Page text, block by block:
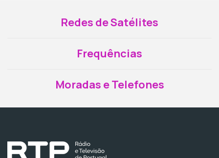
Redes de Satélites
Frequências
Moradas e Telefones